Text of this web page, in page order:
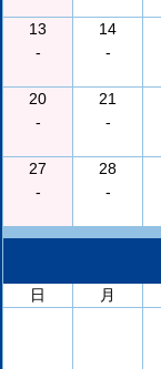
13
-
14
-
20
-
21
-
27
-
28
-
日
月